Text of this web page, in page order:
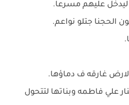
عليهم مسرعا.
جتلو نواعم.
غارقه ف دماؤها.
علي فاطمه وبناتها لتتحول